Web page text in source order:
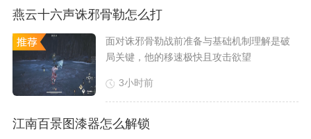
燕云十六声诛邪骨勒怎么打
​面对诛邪骨勒战前准备与基础机制理解是破
局关键，他的移速极快且攻击欲望
3小时前
江南百景图漆器怎么解锁